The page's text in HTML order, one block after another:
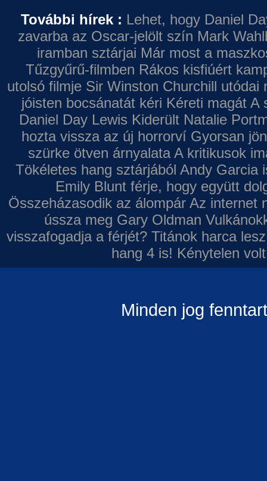
További hírek : Lehet, hogy Daniel
zavarba az Oscar-jelölt szín Mark
iramban sztárjai Már most a
Tűzgyűrű-filmben Rákos kisfiúért
utolsó filmje Sir Winston Churchill utódai
jóisten bocsánatát kéri Kéreti magát A
Daniel Day Lewis Kiderült Natalie
hozta vissza az új horrorví Gyorsan
szürke ötven árnyalata A kritikusok
Tökéletes hang sztárjából Andy Garcia
Emily Blunt férje, hogy együtt
Összeházasodik az álompár Az internet
ússza meg Gary Oldman
visszafogadja a férjét? Titánok harca
hang 4 is! Kénytelen
Minden jog